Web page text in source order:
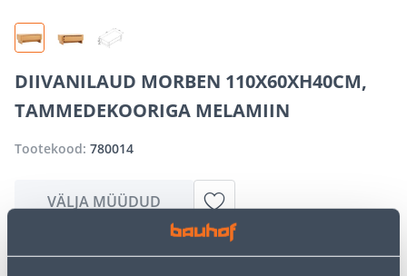
DIIVANILAUD MORBEN 110X60XH40CM,
TAMMEDEKOORIGA MELAMIIN
Tootekood: 780014
VÄLJA MÜÜDUD